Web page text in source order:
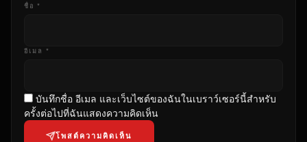
ชื่อ *
อีเมล *
บันทึกชื่อ อีเมล และเว็บไซต์ของฉันในเบราว์เซอร์นี้สําหรับ
ครั้งต่อไปที่ฉันแสดงความคิดเห็น
โพสต์ความคิดเห็น